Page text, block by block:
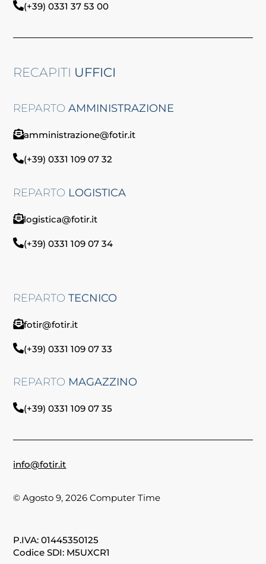
(+39) 0331 37 53 00
RECAPITI UFFICI
REPARTOAMMINISTRAZIONE
amministrazione@fotir.it
(+39) 0331 109 07 32
REPARTO LOGISTICA
logistica@fotir.it
(+39) 0331 109 07 34
REPARTOTECNICO
fotir@fotir.it
(+39) 0331 109 07 33
REPARTO MAGAZZINO
(+39) 0331 109 07 35
info@fotir.it
© Agosto 9, 2026 Computer Time
P.IVA: 01445350125
Codice SDI: M5UXCR1